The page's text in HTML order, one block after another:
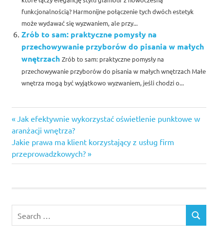
funkcjonalnością? Harmonijne połączenie tych dwóch estetyk
może wydawać się wyzwaniem, ale przy...
Zrób to sam: praktyczne pomysły na
przechowywanie przyborów do pisania w małych
wnętrzach Zrób to sam: praktyczne pomysły na
przechowywanie przyborów do pisania w małych wnętrzach Małe
wnętrza mogą być wyjątkowo wyzwaniem, jeśli chodzi o...
Nawigacja
wpisu
Previous
Post:
Jak efektywnie wykorzystać oświetlenie punktowe w
aranżacji wnętrza?
Next
Post:
Jakie prawa ma klient korzystający z usług firm
przeprowadzkowych?
for:
SEARCH